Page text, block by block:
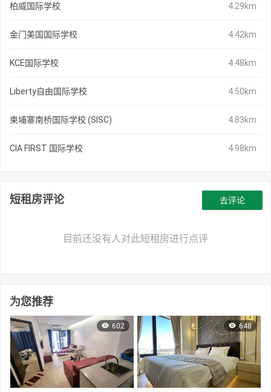
柏威国际学校 4.29km
金门美国国际学校 4.42km
KCE国际学校 4.48km
Liberty自由国际学校 4.50km
柬埔寨南桥国际学校 (SISC) 4.83km
CIA FIRST 国际学校 4.98km
短租房评论
目前还没有人对此短租房进行点评
去评论
为您推荐
602 648